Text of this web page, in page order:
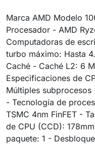
Marca AMD Modelo
Procesador - AMD
Computadoras de
turbo máximo: Hasta
Caché - Caché L2: 6
Especificaciones de
Múltiples subprocesos
- Tecnología de
TSMC 4nm FinFET -
de CPU (CCD):
paquete: 1 -